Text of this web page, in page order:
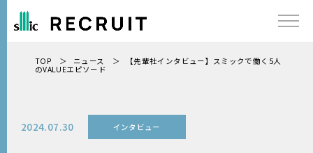
TOP ニュース
【先輩社インタビュー】スミックで働く5人
のVALUEエピソード
2024.07.30 インタビュー